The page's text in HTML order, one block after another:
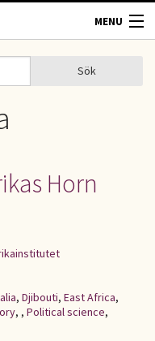
MENU
Sök
Horn
, Djibouti, East Africa,
, , Political science,